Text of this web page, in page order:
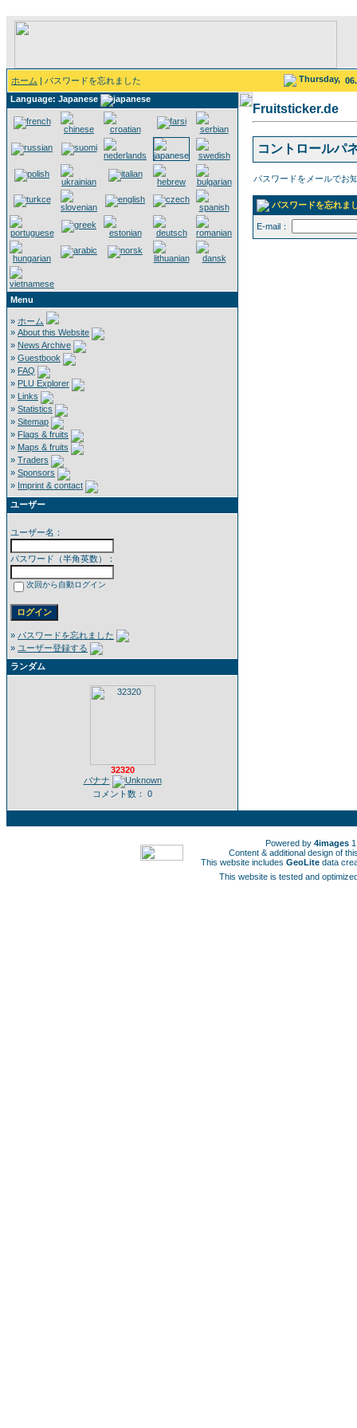
ホーム | パスワードを忘れました Thursday,
Language: Japanese
Menu
» ホーム
» About this Website
» News Archive
» Guestbook
» FAQ
» PLU Explorer
» Links
» Statistics
» Sitemap
» Flags & fruits
» Maps & fruits
» Traders
» Sponsors
» Imprint & contact
ユーザー
ユーザー名：
パスワード（半角英数）：
次回から自動ログイン
» パスワードを忘れました
» ユーザー登録する
ランダム
32320
バナナ
コメント数： 0
Fruitsticker.de
コントロールパ
パスワードをメールでお
パスワードを忘れま
E-mail：
Powered by 4images
Content & additional design of
This website includes GeoLite data
This website is tested and